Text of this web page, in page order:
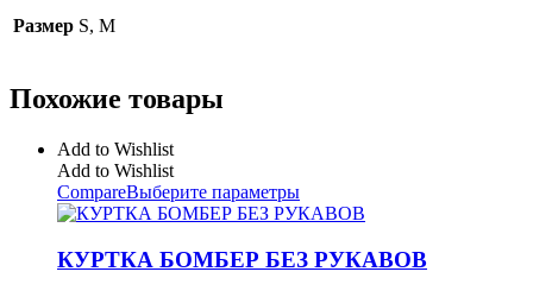
Размер S, M
Похожие товары
Add to Wishlist
Add to Wishlist
CompareВыберите параметры
КУРТКА БОМБЕР БЕЗ РУКАВОВ